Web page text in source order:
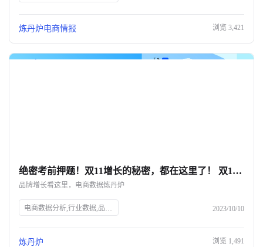
商机推荐
行业报告
炼丹炉电商情报 浏览 3,421
绝密考前押题！双11增长的秘密，都在这里了！ 双11只能眼睁睁看着别人爆单？💔
品牌增长看这里，电商数据炼丹炉
电商数据分析,行业数据,品牌数据,店铺数据,商品数据,炼丹炉,全域数据覆盖,市场规模,行业发展趋势 2023/10/10
炼丹炉 浏览 1,491